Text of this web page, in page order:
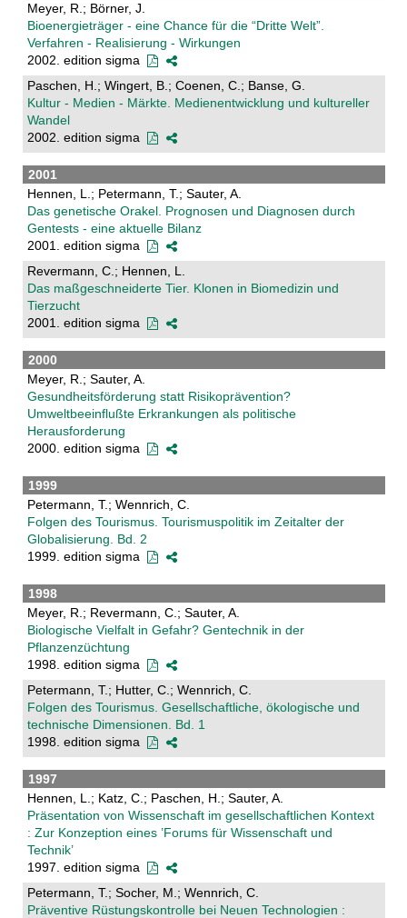
Meyer, R.; Börner, J.
Bioenergieträger - eine Chance für die “Dritte Welt”.
Verfahren - Realisierung - Wirkungen
2002. edition sigma
Paschen, H.; Wingert, B.; Coenen, C.; Banse, G.
Kultur - Medien - Märkte. Medienentwicklung und kultureller
Wandel
2002. edition sigma
2001
Hennen, L.; Petermann, T.; Sauter, A.
Das genetische Orakel. Prognosen und Diagnosen durch
Gentests - eine aktuelle Bilanz
2001. edition sigma
Revermann, C.; Hennen, L.
Das maßgeschneiderte Tier. Klonen in Biomedizin und
Tierzucht
2001. edition sigma
2000
Meyer, R.; Sauter, A.
Gesundheitsförderung statt Risikoprävention?
Umweltbeeinflußte Erkrankungen als politische
Herausforderung
2000. edition sigma
1999
Petermann, T.; Wennrich, C.
Folgen des Tourismus. Tourismuspolitik im Zeitalter der
Globalisierung. Bd. 2
1999. edition sigma
1998
Meyer, R.; Revermann, C.; Sauter, A.
Biologische Vielfalt in Gefahr? Gentechnik in der
Pflanzenzüchtung
1998. edition sigma
Petermann, T.; Hutter, C.; Wennrich, C.
Folgen des Tourismus. Gesellschaftliche, ökologische und
technische Dimensionen. Bd. 1
1998. edition sigma
1997
Hennen, L.; Katz, C.; Paschen, H.; Sauter, A.
Präsentation von Wissenschaft im gesellschaftlichen Kontext
: Zur Konzeption eines ’Forums für Wissenschaft und
Technik’
1997. edition sigma
Petermann, T.; Socher, M.; Wennrich, C.
Präventive Rüstungskontrolle bei Neuen Technologien :